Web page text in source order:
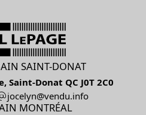
SAINT-DONAT
Saint-Donat QC J0T 2C0
ofni.udnev@nylecoj
MONTRÉAL